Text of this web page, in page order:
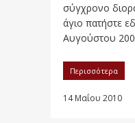
σύγχρονο
άγιο πατήστε
Αυγούστου
Περισσότερα
14 Μαΐου 2010